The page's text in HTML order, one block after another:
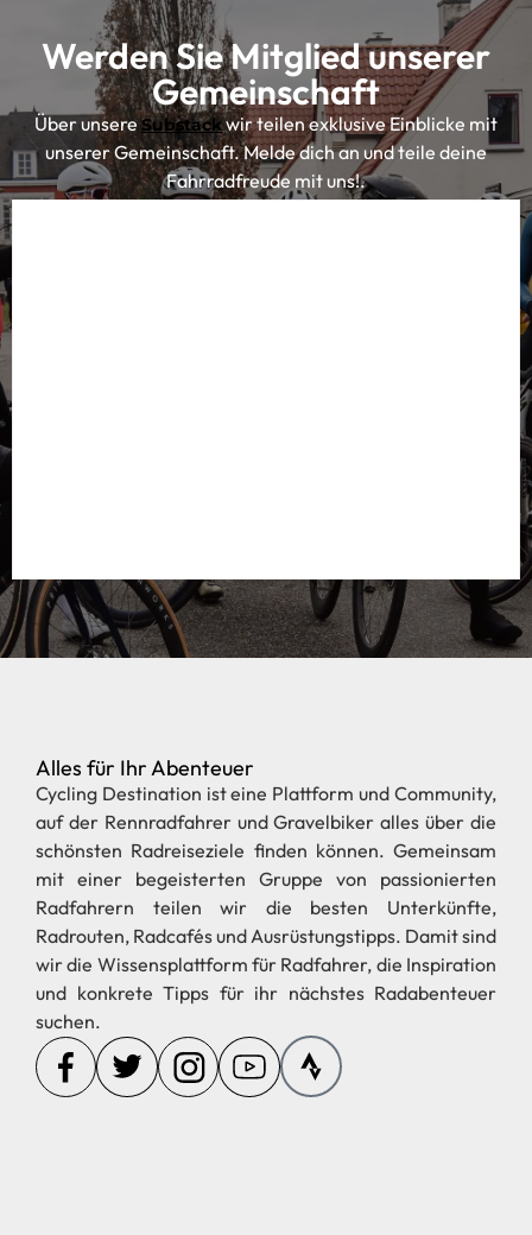
Werden Sie Mitglied unserer
Gemeinschaft
Über unsereSubstackwir teilen exklusive Einblicke mit
unserer Gemeinschaft. Melde dich an und teile deine
Fahrradfreude mit uns!.
Alles für Ihr Abenteuer
Cycling Destination ist eine Plattform und Community,
auf der Rennradfahrer und Gravelbiker alles über die
schönsten Radreiseziele finden können. Gemeinsam
mit einer begeisterten Gruppe von passionierten
Radfahrern teilen wir die besten Unterkünfte,
Radrouten, Radcafés und Ausrüstungstipps. Damit sind
wir die Wissensplattform für Radfahrer, die Inspiration
und konkrete Tipps für ihr nächstes Radabenteuer
suchen.